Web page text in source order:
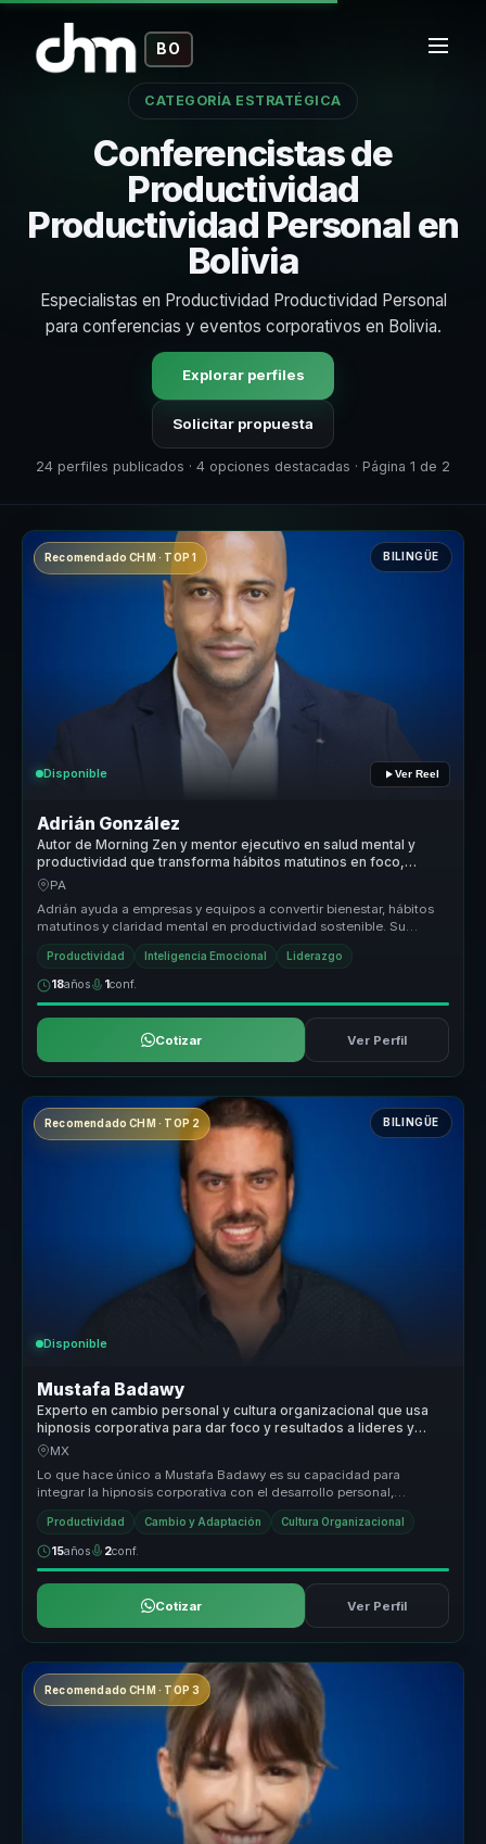
BO
CATEGORÍA ESTRATÉGICA
Conferencistas de
Productividad
Productividad Personal en
Bolivia
Especialistas en Productividad Productividad Personal
para conferencias y eventos corporativos en Bolivia.
Explorar perfiles
Solicitar propuesta
24 perfiles publicados · 4 opciones destacadas · Página 1 de 2
Recomendado CHM · TOP 1 BILINGÜE
Disponible Ver Reel
Adrián González
Autor de Morning Zen y mentor ejecutivo en salud mental y
productividad que transforma hábitos matutinos en foco,
energía y rendimiento para líderes y equipos.
PA
Adrián ayuda a empresas y equipos a convertir bienestar, hábitos
matutinos y claridad mental en productividad sostenible. Su
propuesta un...
Productividad Inteligencia Emocional Liderazgo
18años 1conf.
Cotizar Ver Perfil
Recomendado CHM · TOP 2 BILINGÜE
Disponible
Mustafa Badawy
Experto en cambio personal y cultura organizacional que usa
hipnosis corporativa para dar foco y resultados a lideres y
equipos.
MX
Lo que hace único a Mustafa Badawy es su capacidad para
integrar la hipnosis corporativa con el desarrollo personal,
ofreciendo un enfoqu...
Productividad Cambio y Adaptación Cultura Organizacional
15años 2conf.
Cotizar Ver Perfil
Recomendado CHM · TOP 3